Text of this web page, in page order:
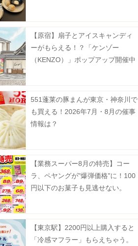
【原宿】扇子とアイスキャンディ
ーがもらえる！？「ケンゾー
（KENZO）」ポップアップ開催中
551蓬莱の豚まんが東京・神奈川で
も買える！2026年7月・8月の催事
情報は？
【業務スーパー8月の特売】コー
ラ、ペヤングが"爆弾価格"に！100
円以下のお菓子も見逃せない。
【東京駅】2200円以上購入すると
「冷感マフラー」もらえちゃう。